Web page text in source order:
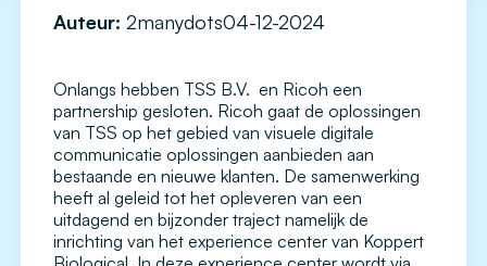
Auteur: 2manydots04-12-2024
Onlangs hebben TSS B.V. en Ricoh een
partnership gesloten. Ricoh gaat de oplossingen
van TSS op het gebied van visuele digitale
communicatie oplossingen aanbieden aan
bestaande en nieuwe klanten. De samenwerking
heeft al geleid tot het opleveren van een
uitdagend en bijzonder traject namelijk de
inrichting van het experience center van Koppert